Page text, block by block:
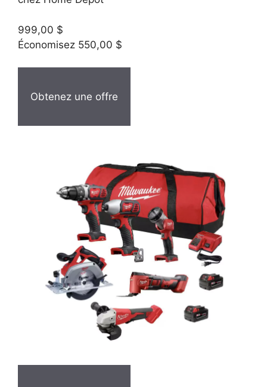
999,00 $
Économisez 550,00 $
Obtenez une offre